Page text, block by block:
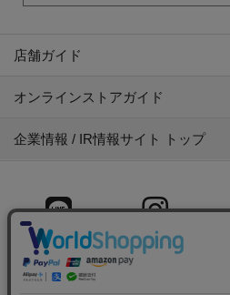
店舗ガイド
オンラインストアガイド
企業情報 / IR情報サイト トップ
LINE Instagram